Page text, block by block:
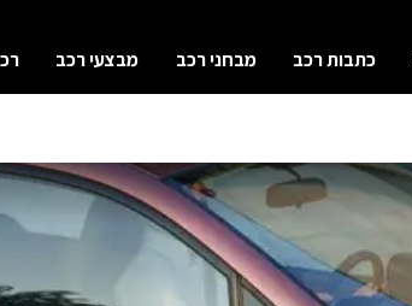
כתבות רכב מבחני רכב מבצעי רכב